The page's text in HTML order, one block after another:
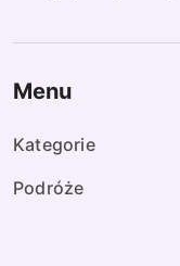
Menu
Kategorie
Podróże